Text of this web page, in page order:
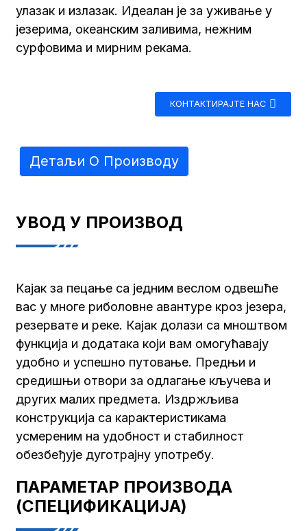
улазак и излазак. Идеалан је за уживање у
језерима, океанским заливима, нежним
сурфовима и мирним рекама.
КОНТАКТИРАЈТЕ НАС
Детаљи О Производу
УВОД У ПРОИЗВОД
Кајак за пецање са једним веслом одвешће
вас у многе риболовне авантуре кроз језера,
резервате и реке. Кајак долази са мноштвом
функција и додатака који вам омогућавају
удобно и успешно путовање. Предњи и
средишњи отвори за одлагање кључева и
других малих предмета. Издржљива
конструкција са карактеристикама
усмереним на удобност и стабилност
обезбеђује дуготрајну употребу.
ПАРАМЕТАР ПРОИЗВОДА
(СПЕЦИФИКАЦИЈА)